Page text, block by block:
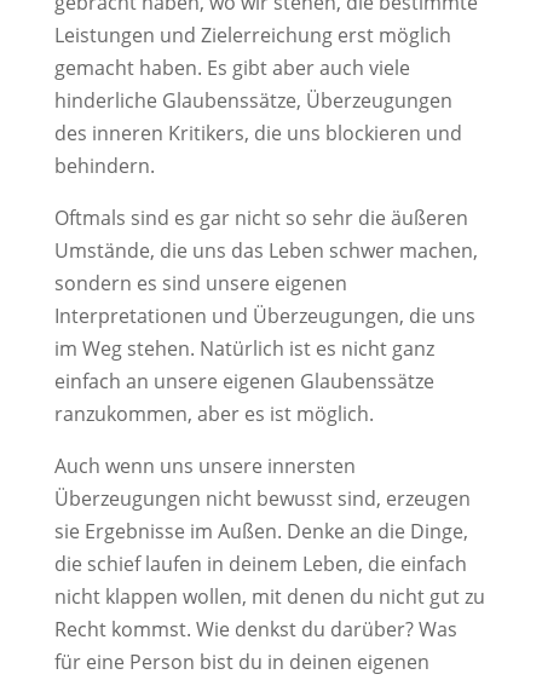
Leistungen und Zielerreichung erst möglich
gemacht haben. Es gibt aber auch viele
hinderliche Glaubenssätze, Überzeugungen
des inneren Kritikers, die uns blockieren und
behindern.
Oftmals sind es gar nicht so sehr die äußeren
Umstände, die uns das Leben schwer machen,
sondern es sind unsere eigenen
Interpretationen und Überzeugungen, die uns
im Weg stehen. Natürlich ist es nicht ganz
einfach an unsere eigenen Glaubenssätze
ranzukommen, aber es ist möglich.
Auch wenn uns unsere innersten
Überzeugungen nicht bewusst sind, erzeugen
sie Ergebnisse im Außen. Denke an die Dinge,
die schief laufen in deinem Leben, die einfach
nicht klappen wollen, mit denen du nicht gut zu
Recht kommst. Wie denkst du darüber? Was
für eine Person bist du in deinen eigenen